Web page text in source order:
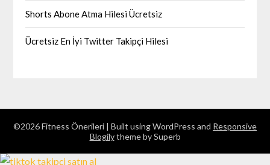
Shorts Abone Atma Hilesi Ücretsiz
Ücretsiz En İyi Twitter Takipçi Hilesi
©2026 Fitness Önerileri | Built using WordPress and Responsive
Blogilytheme by Superb